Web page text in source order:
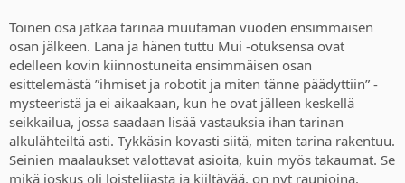
Toinen osa jatkaa tarinaa muutaman vuoden ensimmäisen
osan jälkeen. Lana ja hänen tuttu Mui -otuksensa ovat
edelleen kovin kiinnostuneita ensimmäisen osan
esittelemästä ”ihmiset ja robotit ja miten tänne päädyttiin” -
mysteeristä ja ei aikaakaan, kun he ovat jälleen keskellä
seikkailua, jossa saadaan lisää vastauksia ihan tarinan
alkulähteiltä asti. Tykkäsin kovasti siitä, miten tarina rakentuu.
Seinien maalaukset valottavat asioita, kuin myös takaumat. Se
mikä joskus oli loistelijasta ja kiiltävää, on nyt raunioina.